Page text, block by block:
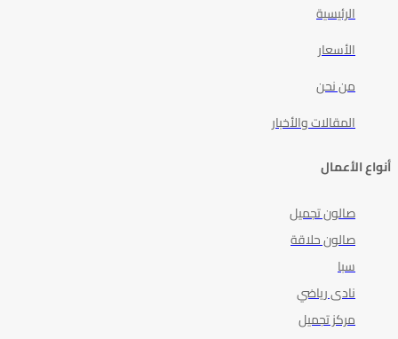
الرئيسية
الأسعار
من نحن
المقالات والأخبار
أنواع الأعمال
صالون تجميل
صالون حلاقة
سبا
نادى رياضي
مركز تجميل